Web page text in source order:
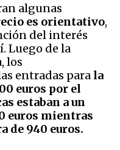
algunas
es orientativo,
del interés
Luego de la
los
entradas para la
euros por el
estaban a un
euros mientras
de 940 euros.